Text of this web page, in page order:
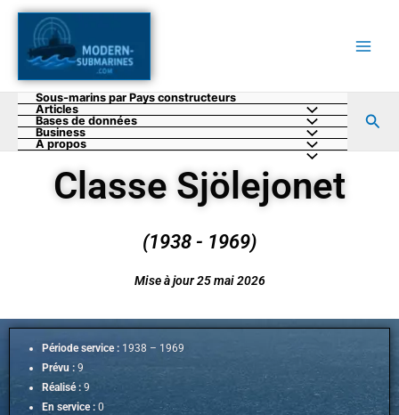
Aller
contenu
Sous-marins par Pays constructeurs
Articles
Bases de données
Business
A propos
Classe Sjölejonet
(1938 - 1969)
Mise à jour 25 mai 2026
Période service : 1938 – 1969
Prévu : 9
Réalisé : 9
En service : 0